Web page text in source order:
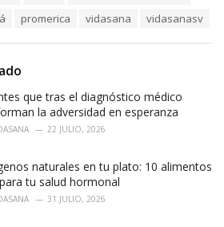
promerica vidasana vidasanasv
que tras el diagnóstico médico
la adversidad en esperanza
22 JULIO, 2026
naturales en tu plato: 10 alimentos
tu salud hormonal
31 JULIO, 2026